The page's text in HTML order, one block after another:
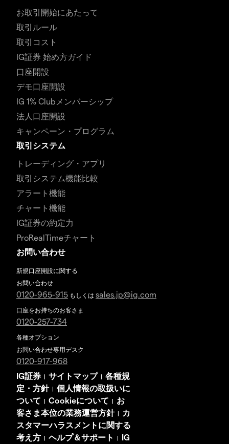
お取引開始にあたって
取引ルール
取引コスト
IG証券 始め方ガイド
口座開設
デモ口座開設
IG 1% Clubメンバーシップ
法人口座開設
キャンペーン・プログラム
取引システム
トレーディング・アプリ
取引システム機能比較
アラート機能
チャート機能
IG証券の約定力
ProRealTimeチャート
お問い合わせ
新規口座開設に関する
お問い合わせ
0120-965-915 もしくは sales.jp@ig.com
口座をお持ちのお客さま
0120-257-734
各種オプション
お問い合わせ専用デスク
0120-917-968
IG証券 | サイトマップ | 各種規
定・方針| 個人情報の取扱いに
ついて | Cookieについて | お
客さま本位の業務運営方針|
カ
スタマーハラスメントに関する
考え方 | ヘルプ＆サポート | IG